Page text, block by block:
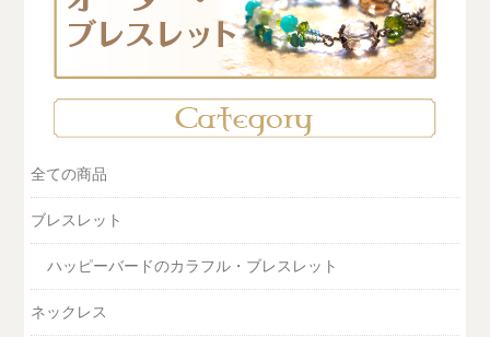
全ての商品
ブレスレット
ハッピーバードのカラフル・ブレスレット
ネックレス